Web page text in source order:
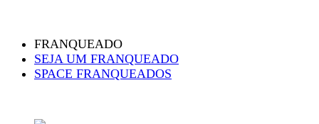
FRANQUEADO
SEJA UM FRANQUEADO
SPACE FRANQUEADOS